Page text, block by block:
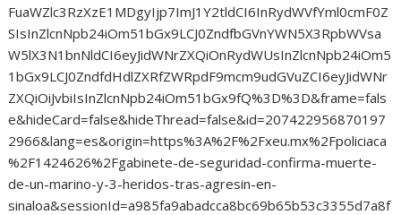
FuaWZlc3RzXzE1MDgyIjp7ImJ1Y2tldCI6InRydWVfYml0cmF0Z
SIsInZlcnNpb24iOm51bGx9LCJ0ZndfbGVnYWN5X3RpbWVsa
W5lX3N1bnNldCI6eyJidWNrZXQiOnRydWUsInZlcnNpb24iOm5
1bGx9LCJ0ZndfdHdlZXRfZWRpdF9mcm9udGVuZCI6eyJidWNr
ZXQiOiJvbiIsInZlcnNpb24iOm51bGx9fQ%3D%3D&frame=fals
e&hideCard=false&hideThread=false&id=207422956870197
2966&lang=es&origin=https%3A%2F%2Fxeu.mx%2Fpoliciaca
%2F1424626%2Fgabinete-de-seguridad-confirma-muerte-
de-un-marino-y-3-heridos-tras-agresin-en-
sinaloa&sessionId=a985fa9abadcca8bc69b65b53c3355d7a8f